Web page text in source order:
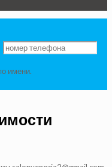
имени.